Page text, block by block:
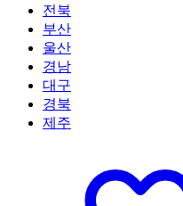
전북
부산
울산
경남
대구
경북
제주